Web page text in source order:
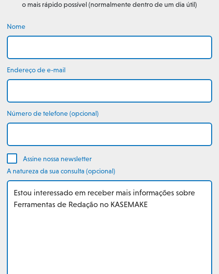
o mais rápido possível (normalmente dentro de um dia útil)
Nome
Endereço de e-mail
Número de telefone (opcional)
Assine nossa newsletter
A natureza da sua consulta (opcional)